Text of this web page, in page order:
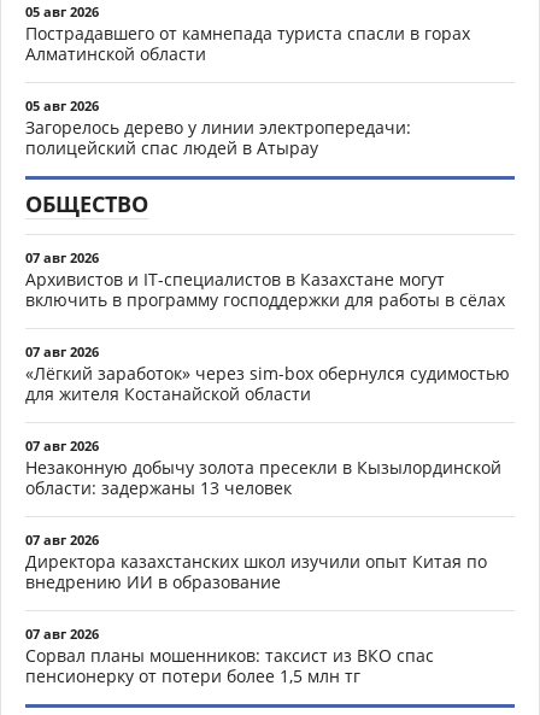
05 авг 2026
Пострадавшего от камнепада туриста спасли в горах
Алматинской области
05 авг 2026
Загорелось дерево у линии электропередачи:
полицейский спас людей в Атырау
ОБЩЕСТВО
07 авг 2026
Архивистов и IT-специалистов в Казахстане могут
включить в программу господдержки для работы в сёлах
07 авг 2026
«Лёгкий заработок» через sim-box обернулся судимостью
для жителя Костанайской области
07 авг 2026
Незаконную добычу золота пресекли в Кызылординской
области: задержаны 13 человек
07 авг 2026
Директора казахстанских школ изучили опыт Китая по
внедрению ИИ в образование
07 авг 2026
Сорвал планы мошенников: таксист из ВКО спас
пенсионерку от потери более 1,5 млн тг